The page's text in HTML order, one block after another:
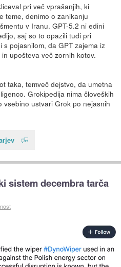
pri več vprašanjih, ki
teme, denimo o zanikanju
v Iranu. GPT-5.2 ni edini
saj so to opazili tudi pri
pojasnilom, da GPT zajema iz
upošteva več zornih kotov.
taka, temveč dejstvo, da umetna
Grokipedija nima človeških
vsebino ustvari Grok po nejasnih
sistem decembra tarča